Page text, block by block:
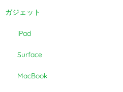
ガジェット
iPad
Surface
MacBook